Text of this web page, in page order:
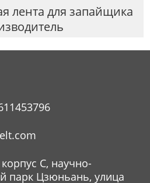
лента для запайщика
C, научно-
парк Цзюньань, улица